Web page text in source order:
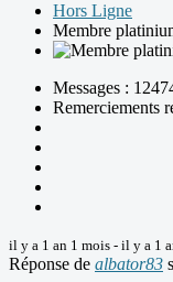
Hors Ligne
Membre
Messages :
Remerciements
il y a 1 an 1 mois - il y a 1
Réponse de albator83